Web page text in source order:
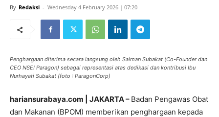
By Redaksi - Wednesday 4 February 2026 | 07:20
Penghargaan diterima secara langsung oleh Salman Subakat (Co-Founder dan
CEO NSEI Paragon) sebagai representasi atas dedikasi dan kontribusi Ibu
Nurhayati Subakat (foto : ParagonCorp)
hariansurabaya.com | JAKARTA – Badan Pengawas Obat
dan Makanan (BPOM) memberikan penghargaan kepada